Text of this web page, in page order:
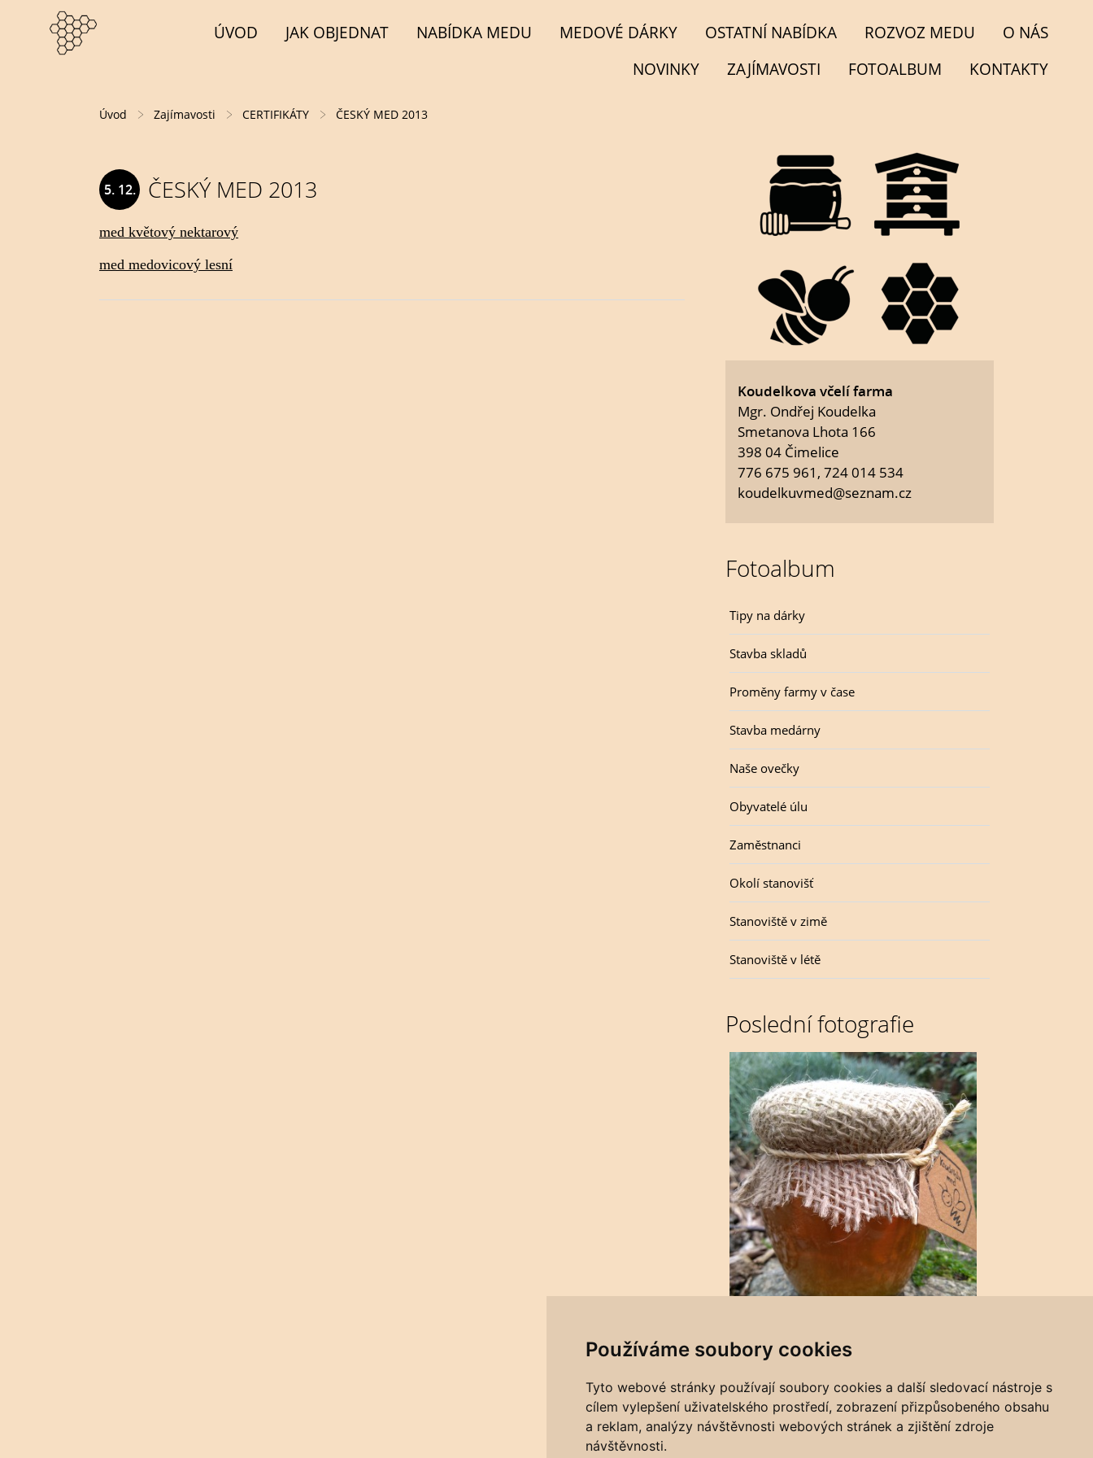
Používáme soubory cookies
Tyto webové stránky používají soubory cookies a další sledovací nástroje s
cílem vylepšení uživatelského prostředí, zobrazení přizpůsobeného obsahu
a reklam, analýzy návštěvnosti webových stránek a zjištění zdroje
návštěvnosti.
ÚVOD JAK OBJEDNAT NABÍDKA MEDU MEDOVÉ DÁRKY OSTATNÍ NABÍDKA ROZVOZ MEDU
O NÁS
NOVINKY
ZAJÍMAVOSTI FOTOALBUM KONTAKTY
Úvod Zajímavosti CERTIFIKÁTY ČESKÝ MED 2013
5. 12.
2013
ČESKÝ MED 2013
med květový nektarový
med medovicový lesní
Koudelkova včelí farma
Mgr. Ondřej Koudelka
Smetanova Lhota 166
398 04 Čimelice
776 675 961, 724 014 534
koudelkuvmed@seznam.cz
Fotoalbum
Tipy na dárky
Stavba skladů
Proměny farmy v čase
Stavba medárny
Naše ovečky
Obyvatelé úlu
Zaměstnanci
Okolí stanovišť
Stanoviště v zimě
Stanoviště v létě
Poslední fotografie
Tipy na dárky